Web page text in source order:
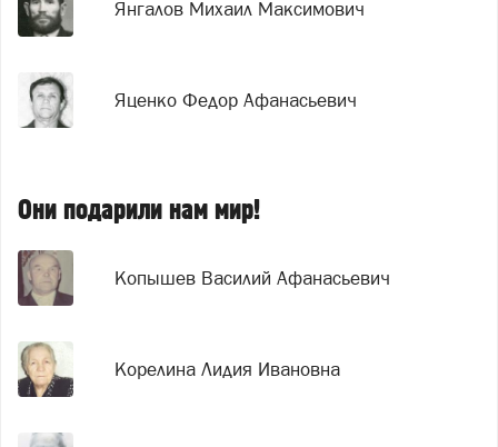
Янгалов Михаил Максимович
Яценко Федор Афанасьевич
Они подарили нам мир!
Копышев Василий Афанасьевич
Корелина Лидия Ивановна